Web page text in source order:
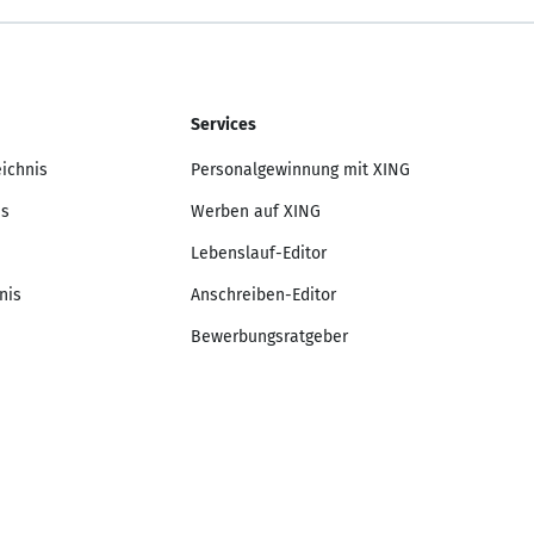
Services
Personalgewinnung mit XING
Werben auf XING
Lebenslauf-Editor
Anschreiben-Editor
Bewerbungsratgeber